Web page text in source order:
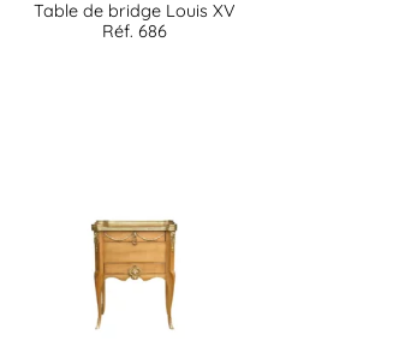
Table de bridge Louis XV
Réf. 686